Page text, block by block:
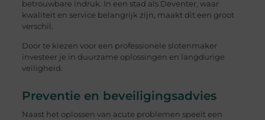
betrouwbare indruk. In een stad als Deventer, waar
kwaliteit en service belangrijk zijn, maakt dit een groot
verschil.
Door te kiezen voor een professionele slotenmaker
investeer je in duurzame oplossingen en langdurige
veiligheid.
Preventie en beveiligingsadvies
Naast het oplossen van acute problemen speelt een